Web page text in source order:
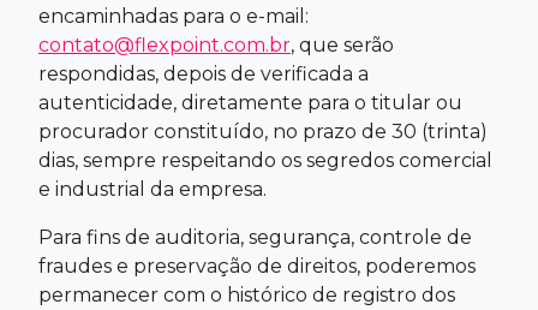
encaminhadas para o e-mail:
contato@flexpoint.com.br, que serão
respondidas, depois de verificada a
autenticidade, diretamente para o titular ou
procurador constituído, no prazo de 30 (trinta)
dias, sempre respeitando os segredos comercial
e industrial da empresa.
Para fins de auditoria, segurança, controle de
fraudes e preservação de direitos, poderemos
permanecer com o histórico de registro dos